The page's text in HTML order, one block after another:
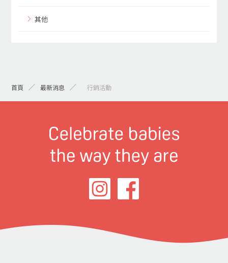
其他
首頁 最新消息 > 行銷活動